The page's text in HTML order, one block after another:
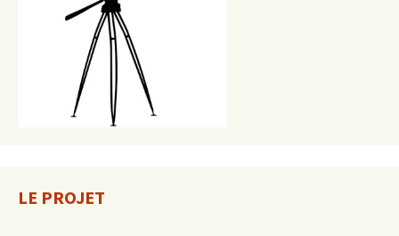
LE PROJET